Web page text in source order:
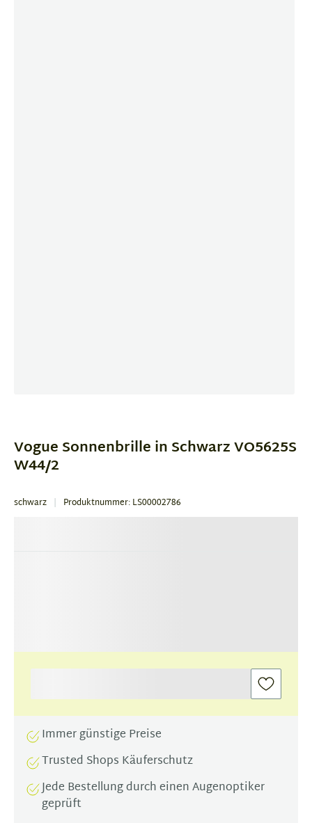
2
Vogue Sonnenbrille in Schwarz VO5625S
W44/2
schwarz Produktnummer: LS00002786
Immer günstige Preise
Trusted Shops Käuferschutz
Jede Bestellung durch einen Augenoptiker
geprüft